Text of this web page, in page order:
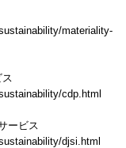
materiality-
cdp.html
ービス
djsi.html